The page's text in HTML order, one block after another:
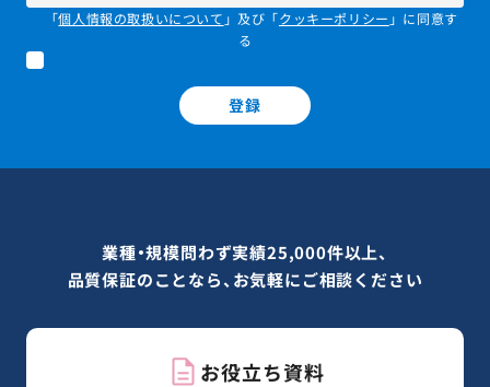
「個人情報の取扱いについて 」及び「クッキーポリシー 」に同意す
る
登録
業種・規模問わず実績25,000件以上、
品質保証のことなら、お気軽にご相談ください
お役立ち資料